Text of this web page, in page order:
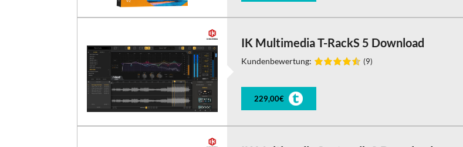
IK Multimedia T-RackS 5 Download
Kundenbewertung: (9)
229,00€